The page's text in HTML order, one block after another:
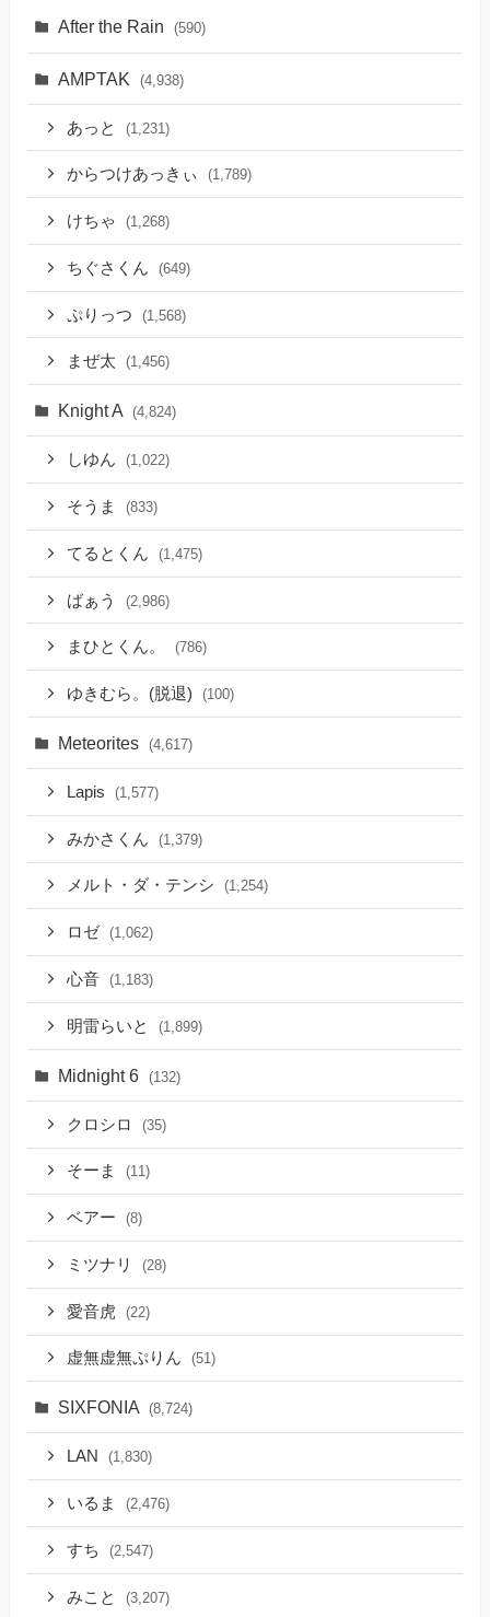
After the Rain (590)
AMPTAK (4,938)
あっと (1,231)
からつけあっきぃ (1,789)
けちゃ (1,268)
ちぐさくん (649)
ぷりっつ (1,568)
まぜ太 (1,456)
Knight A (4,824)
しゆん (1,022)
そうま (833)
てるとくん (1,475)
ばぁう (2,986)
まひとくん。 (786)
ゆきむら。(脱退) (100)
Meteorites (4,617)
Lapis (1,577)
みかさくん (1,379)
メルト・ダ・テンシ (1,254)
ロゼ (1,062)
心音 (1,183)
明雷らいと (1,899)
Midnight 6 (132)
クロシロ (35)
そーま (11)
ベアー (8)
ミツナリ (28)
愛音虎 (22)
虚無虚無ぷりん (51)
SIXFONIA (8,724)
LAN (1,830)
いるま (2,476)
すち (2,547)
みこと (3,207)